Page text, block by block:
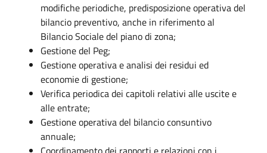
modifiche periodiche, predisposizione operativa del
bilancio preventivo, anche in riferimento al
Bilancio Sociale del piano di zona;
Gestione del Peg;
Gestione operativa e analisi dei residui ed
economie di gestione;
Verifica periodica dei capitoli relativi alle uscite e
alle entrate;
Gestione operativa del bilancio consuntivo
annuale;